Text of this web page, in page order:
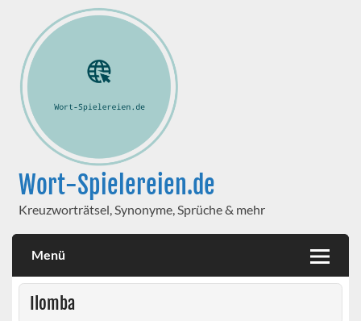
Wort-Spielereien.de
Kreuzworträtsel, Synonyme, Sprüche & mehr
Menü
Ilomba